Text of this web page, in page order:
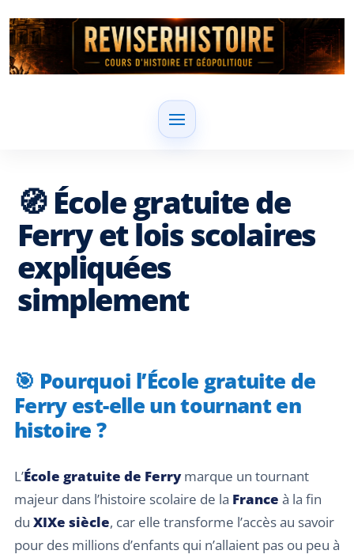
🧭 École gratuite de
Ferry et lois scolaires
expliquées
simplement
🎯 Pourquoi l’École gratuite de
Ferry est-elle un tournant en
histoire ?
L’École gratuite de Ferrymarque un tournant
majeur dans l’histoire scolaire de la France à la fin
du XIXe siècle, car elle transforme l’accès au savoir
pour des millions d’enfants qui n’allaient pas ou peu à